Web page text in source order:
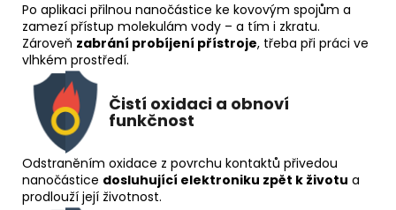
Po aplikaci přilnou nanočástice ke kovovým spojům a
zamezí přístup molekulám vody – a tím i zkratu.
Zároveň zabrání probíjení přístroje, třeba při práci ve
vlhkém prostředí.
Čistí oxidaci a obnoví
funkčnost
Odstraněním oxidace z povrchu kontaktů přivedou
nanočástice dosluhující elektroniku zpět k životu a
prodlouží její životnost.